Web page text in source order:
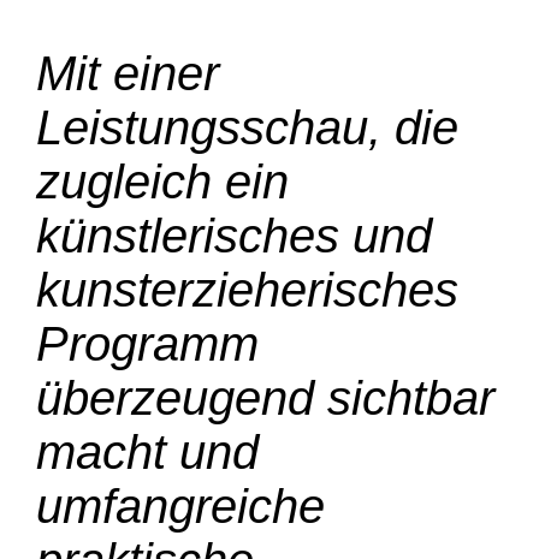
Mit einer
Leistungsschau, die
zugleich ein
künstlerisches und
kunsterzieherisches
Programm
überzeugend sichtbar
macht und
umfangreiche